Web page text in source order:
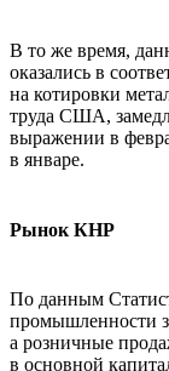
В то же время,
оказались в
на котировки
труда США,
выражении в
в январе.
Рынок КНР
По данным
промышленности
а розничные
в основной